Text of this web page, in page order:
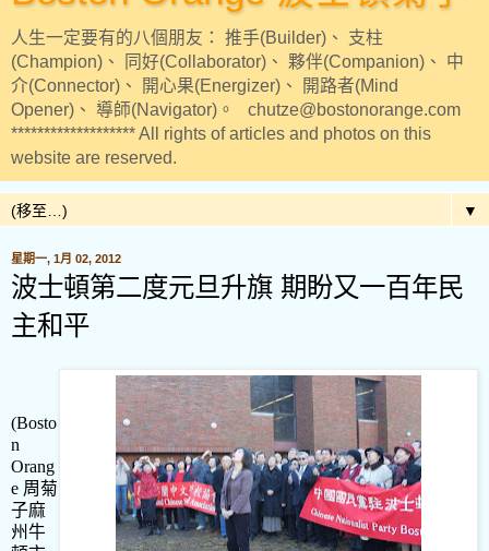
人生一定要有的八個朋友： 推手(Builder)、 支柱
(Champion)、 同好(Collaborator)、 夥伴(Companion)、 中
介(Connector)、 開心果(Energizer)、 開路者(Mind
Opener)、 導師(Navigator)。 chutze@bostonorange.com
******************* All rights of articles and photos on this
website are reserved.
▼
星期一, 1月 02, 2012
波士頓第二度元旦升旗 期盼又一百年民
主和平
(Bosto
n
Orang
e 周菊
子麻
州牛